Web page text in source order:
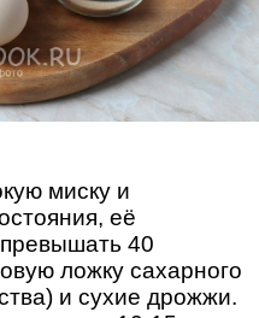
миску и
её
40
ложку сахарного
и сухие дрожжи.